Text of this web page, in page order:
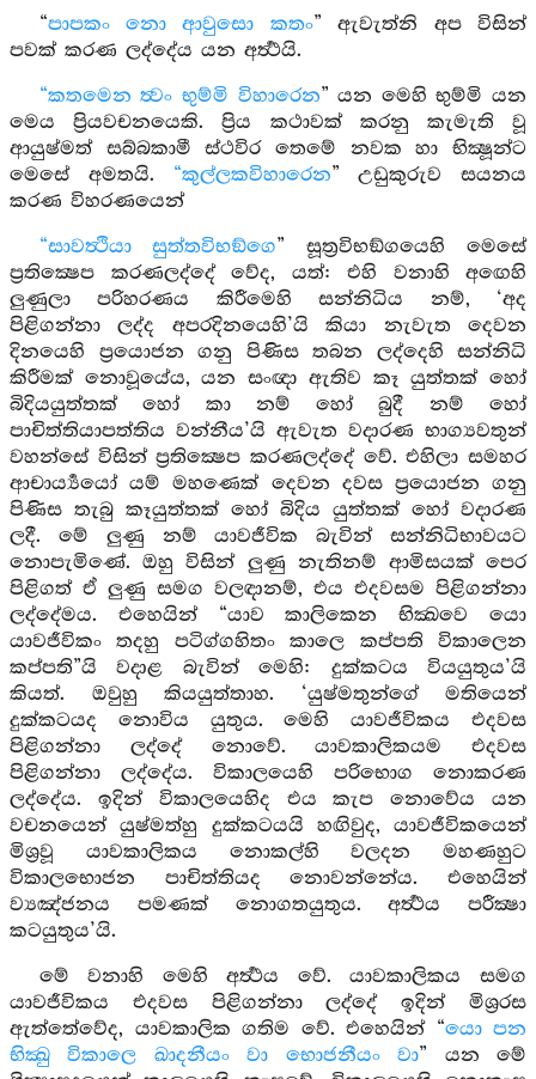
“පාපකං නො ආවුසො කතං” ඇවැත්නි අප විසින්
පවක් කරණ ලද්දේය යන අර්‍ත්‍ථයි.
“කතමෙන ත්‍වං භුම්මි විහාරෙන” යන මෙහි භුම්මි යන
මෙය ප්‍රියවචනයෙකි. ප්‍රිය කථාවක් කරනු කැමැති වූ
ආයුෂ්මත් සබ්බකාමී ස්ථවිර තෙමේ නවක හා භික්‍ෂූන්ට
මෙසේ අමතයි. “කුල්ලකවිහාරෙන” උඩුකුරුව සයනය
කරණ විහරණයෙන්
“සාවත්‍ථියා සුත්තවිභඞ්ගෙ” සූත්‍රවිභඞ්ගයෙහි මෙසේ
ප්‍රතික්‍ෂෙප කරණලද්දේ වේද, යත්: එහි වනාහි අඟෙහි
ලුණුලා පරිහරණය කිරීමෙහි සන්නිධිය නම්, ‘අද
පිළිගන්නා ලද්ද අපරදිනයෙහි’යි කියා නැවැත දෙවන
දිනයෙහි ප්‍රයොජන ගනු පිණිස තබන ලද්දෙහි සන්නිධි
කිරීමක් නොවූයේය, යන සංඥා ඇතිව කෑ යුත්තක් හෝ
බිදියයුත්තක් හෝ කා නම් හෝ බුදී නම් හෝ
පාචිත්තියාපත්තිය වන්නීය’යි ඇවැත වදාරණ භාග්‍යවතුන්
වහන්සේ විසින් ප්‍රතික්‍ෂෙප කරණලද්දේ වේ. එහිලා සමහර
ආචාර්‍ය්‍යයෝ යම් මහණෙක් දෙවන දවස ප්‍රයොජන ගනු
පිණිස තැබු කෑයුත්තක් හෝ බිදිය යුත්තක් හෝ වදාරණ
ලදී. මේ ලුණු නම් යාවජීවික බැවින් සන්නිධිභාවයට
නොපැමිණේ. ඔහු විසින් ලුණු නැතිනම් ආමිසයක් පෙර
පිළිගත් ඒ ලුණු සමග වලඳානම්, එය එදවසම පිළිගන්නා
ලද්දේමය. එහෙයින් “යාව කාලිකෙන භික්‍ඛවෙ යො
යාවජීවිකං තදහු පටිග්ගහිතං කාලෙ කප්පති විකාලෙන
කප්පති”යි වදාළ බැවින් මෙහි: දුක්කටය වියයුතුය’යි
කියත්. ඔවුහු කියයුත්තාහ. ‘යුෂ්මතුන්ගේ මතියෙන්
දුක්කටයද නොවිය යුතුය. මෙහි යාවජීවිකය එදවස
පිළිගන්නා ලද්දේ නොවේ. යාවකාලිකයම එදවස
පිළිගන්නා ලද්දේය. විකාලයෙහි පරිභොග නොකරණ
ලද්දේය. ඉදින් විකාලයෙහිද එය කැප නොවේය යන
වචනයෙන් යුෂ්මත්හු දුක්කටයයි හඟිවුද, යාවජීවිකයෙන්
මිශ්‍රවූ යාවකාලිකය නොකල්හි වලදන මහණහුට
විකාලභොජන පාචිත්තියද නොවන්නේය. එහෙයින්
ව්‍යඤ්ජනය පමණක් නොගතයුතුය. අර්‍ත්‍ථය පරීක්‍ෂා
කටයුතුය’යි.
මේ වනාහි මෙහි අර්‍ත්‍ථය වේ. යාවකාලිකය සමග
යාවජීවිකය එදවස පිළිගන්නා ලද්දේ ඉදින් මිශ්‍රරස
ඇත්තේවේද, යාවකාලික ගතිම වේ. එහෙයින් “යො පන
භික්‍ඛු විකාලෙ ඛාදනීයං වා භොජනීයං වා” යන මේ